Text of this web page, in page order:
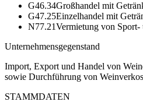
G46.34Großhandel mit
G47.25Einzelhandel mit
N77.21Vermietung von Sport-
Unternehmensgegenstand
Import, Export und Handel von
sowie Durchführung von
STAMMDATEN